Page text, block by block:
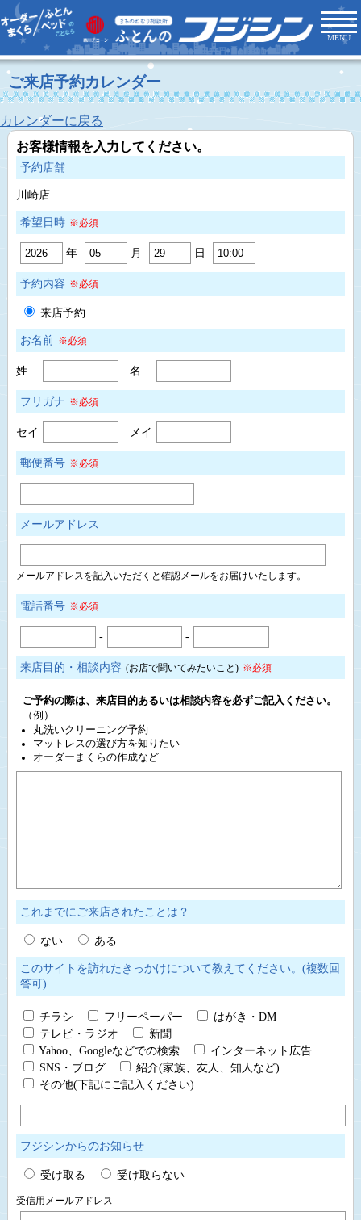
MENU
ご来店予約カレンダー
カレンダーに戻る
お客様情報を入力してください。
予約店舗
川崎店
希望日時 ※必須
年 月 日
予約内容 ※必須
来店予約
お名前 ※必須
姓 名
フリガナ ※必須
セイ メイ
郵便番号 ※必須
メールアドレス
メールアドレスを記入いただくと確認メールをお届けいたします。
電話番号 ※必須
- -
来店目的・相談内容 (お店で聞いてみたいこと) ※必須
ご予約の際は、来店目的あるいは相談内容を必ずご記入ください。
（例）
丸洗いクリーニング予約
マットレスの選び方を知りたい
オーダーまくらの作成など
これまでにご来店されたことは？
ない ある
このサイトを訪れたきっかけについて教えてください。(複数回
答可)
チラシ フリーペーパー
はがき・DM
テレビ・ラジオ
新聞
Yahoo、Googleなどでの検索
インターネット広告
SNS・ブログ
紹介(家族、友人、知人など)
その他(下記にご記入ください)
フジシンからのお知らせ
受け取る 受け取らない
受信用メールアドレス